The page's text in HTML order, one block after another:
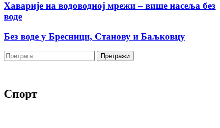
Хаварије на водоводној мрежи – више насеља без
воде
Без воде у Бресници, Станову и Баљковцу
Претрага
за:
Спорт